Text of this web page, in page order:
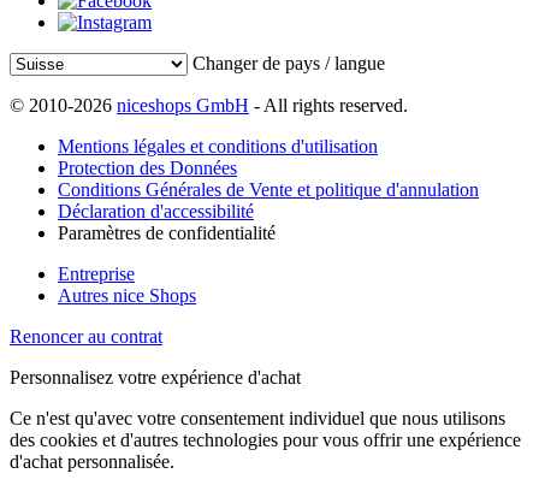
Changer de pays / langue
© 2010-2026 niceshops GmbH - All rights reserved.
Mentions légales et conditions d'utilisation
Protection des Données
Conditions Générales de Vente et politique d'annulation
Déclaration d'accessibilité
Paramètres de confidentialité
Entreprise
Autres nice Shops
Renoncer au contrat
Personnalisez votre expérience d'achat
Ce n'est qu'avec votre consentement individuel que nous utilisons
des cookies et d'autres technologies pour vous offrir une expérience
d'achat personnalisée.